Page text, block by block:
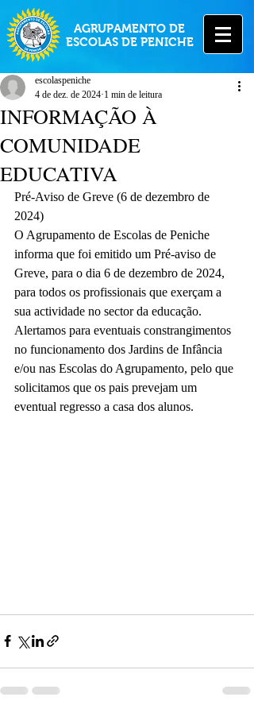
AGRUPAMENTO DE
ESCOLAS DE PENICHE
INFORMAÇÃO À
COMUNIDADE
EDUCATIVA
escolaspeniche
4 de dez. de 2024 1 min de leitura
Pré-Aviso de Greve (6 de dezembro de
2024)
O Agrupamento de Escolas de Peniche
informa que foi emitido um Pré-aviso de
Greve, para o dia 6 de dezembro de 2024,
para todos os profissionais que exerçam a
sua actividade no sector da educação.
Alertamos para eventuais constrangimentos
no funcionamento dos Jardins de Infância
e/ou nas Escolas do Agrupamento, pelo que
solicitamos que os pais prevejam um
eventual regresso a casa dos alunos.